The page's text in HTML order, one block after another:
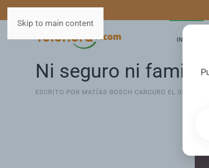
Skip to main content
INICIO
Ni seguro ni
ESCRITO POR MATÍAS BOSCH CARCURO EL 03 JUNIO